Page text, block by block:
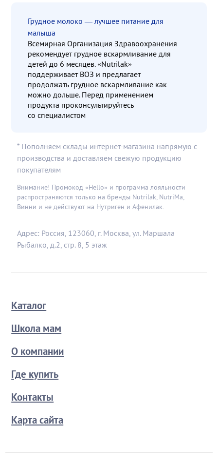
Грудное молоко — лучшее питание для
малыша
Всемирная Организация Здравоохранения
рекомендует грудное вскармливание для
детей до 6 месяцев. «Nutrilak»
поддерживает ВОЗ и предлагает
продолжать грудное вскармливание как
можно дольше. Перед применением
продукта проконсультируйтесь
со специалистом
* Пополняем склады интернет-магазина напрямую с
производства и доставляем свежую продукцию
покупателям
Внимание! Промокод «Hello» и программа лояльности
распространяются только на бренды Nutrilak, NutriMa,
Винни и не действуют на Нутриген и Афенилак.
Адрес: Россия, 123060, г. Москва, ул. Маршала
Рыбалко, д.2, стр. 8, 5 этаж
Каталог
Школа мам
О компании
Где купить
Контакты
Карта сайта